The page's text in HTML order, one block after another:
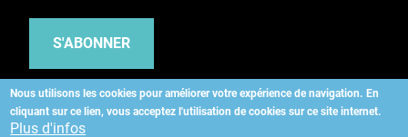
Nous utilisons les cookies pour améliorer votre expérience de navigation. En
cliquant sur ce lien, vous acceptez l'utilisation de cookies sur ce site internet.
Plus d'infos
S'ABONNER
Copyright©2026 ALLIEDHEALTH